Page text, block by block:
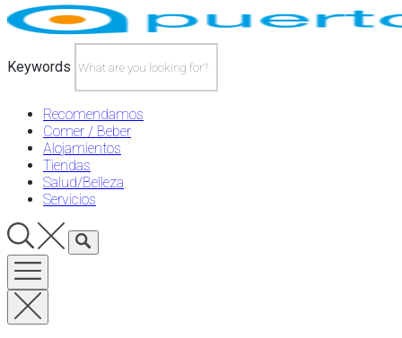
Skip
to
Keywords
Recomendamos
Comer / Beber
Alojamientos
Tiendas
Salud/Belleza
Servicios